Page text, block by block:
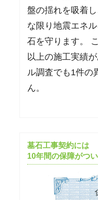
盤の揺れを吸着
な限り地震エネ
石を守ります。
以上の施工実績
ル調査でも1件の
ん。
墓石工事契約には
10年間の保障がつい